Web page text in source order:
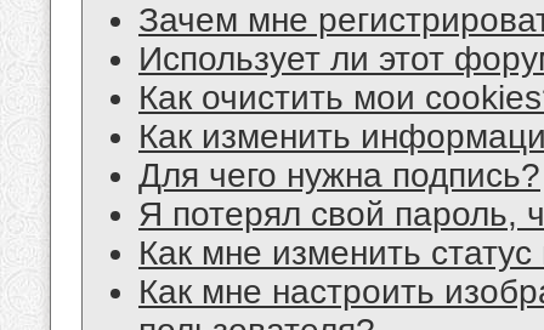
Зачем мне
Использует ли этот
Как очистить мои
Как изменить
Для чего нужна подпись?
Я потерял свой пароль,
Как мне изменить
Как мне настроить